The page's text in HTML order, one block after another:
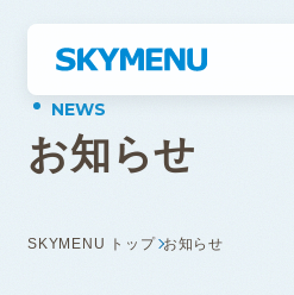
お知らせ
SKYMENU トップ お知らせ